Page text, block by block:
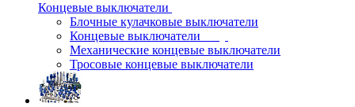
Концевые выключатели
Блочные кулачковые выключатели
Концевые выключатели
Механические концевые выключатели
Тросовые концевые выключатели